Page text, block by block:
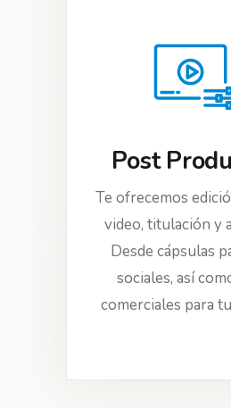
Post
Te ofrecemos
video, titulación y
Desde cápsulas
sociales, así
comerciales para